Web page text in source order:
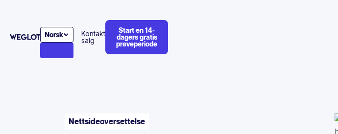
Norsk
Kontakt
salg
Start en 14-
dagers gratis
prøveperiode
Nettsideoversettelse